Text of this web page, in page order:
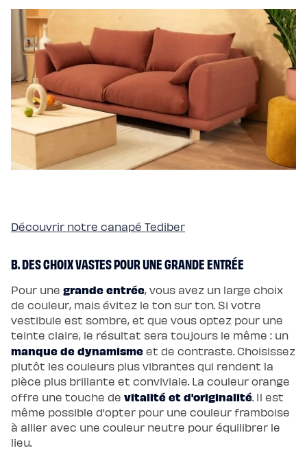
Traversin
Couette
tempérée
Couette
tempérée
Plus
Couette
légère
Couette
légère
Plus
Couette
chaude
Protections
Protège
matelas
imperméable
Protège
Linges
de
Housses
de
Taies
d’oreiller
Draps
Matières
Percale
de
coton
Gaze
de
coton
Satin
de
coton
Lin
lavé
Protections
Protège
matelas
Découvrir notre canapé Tediber
B. DES CHOIX VASTES POUR UNE GRANDE ENTRÉE
Pour une grande entrée, vous avez un large choix
de couleur, mais évitez le ton sur ton. Si votre
vestibule est sombre, et que vous optez pour une
teinte claire, le résultat sera toujours le même : un
manque de dynamisme et de contraste. Choisissez
plutôt les couleurs plus vibrantes qui rendent la
pièce plus brillante et conviviale. La couleur orange
offre une touche de vitalité et d'originalité . Il est
même possible d'opter pour une couleur framboise
à allier avec une couleur neutre pour équilibrer le
lieu.